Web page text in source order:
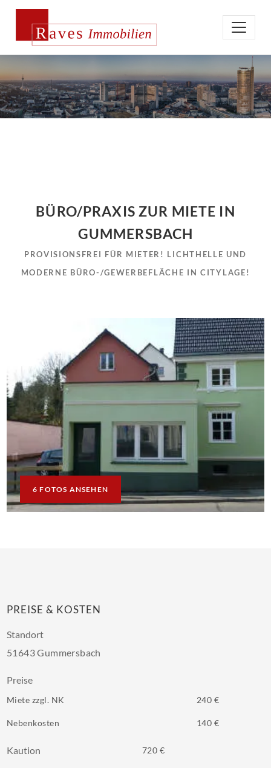
BÜRO/PRAXIS ZUR MIETE IN
GUMMERSBACH
PROVISIONSFREI FÜR MIETER! LICHTHELLE UND
MODERNE BÜRO-/GEWERBEFLÄCHE IN CITYLAGE!
6 FOTOS ANSEHEN
PREISE & KOSTEN
Standort
51643 Gummersbach
Preise
Miete zzgl. NK 240 €
Nebenkosten 140 €
Kaution 720 €